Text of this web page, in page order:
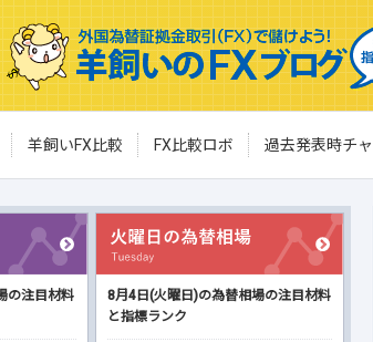
羊飼いFX比較 FX比較ロボ 過去発表時チ
の注目材料
8月4日(火曜日)の為替相場の注目材料
と指標ランク